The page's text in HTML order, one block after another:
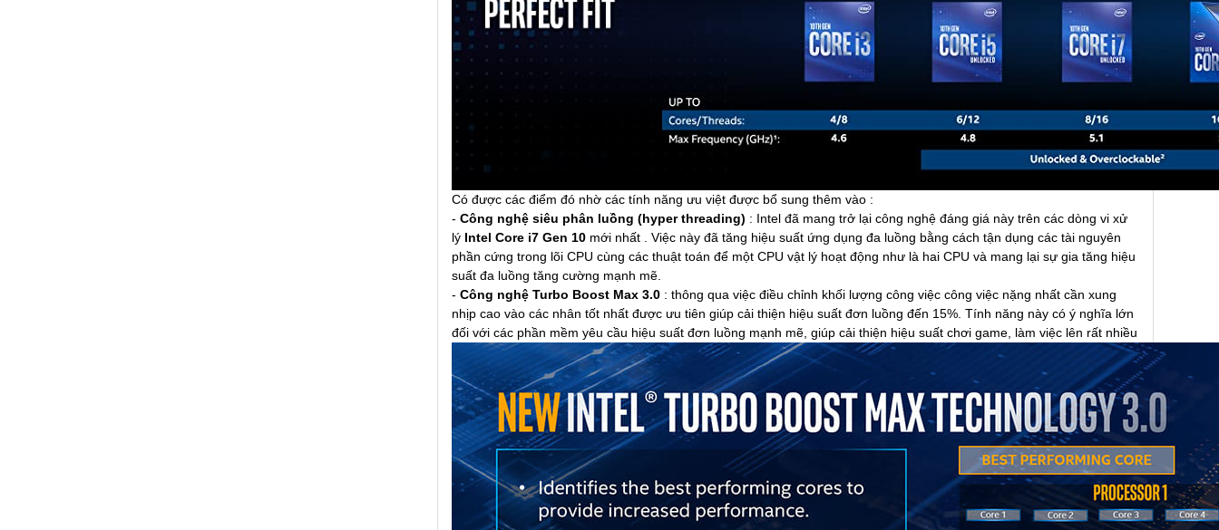
Có được các điểm đó nhờ các tính năng ưu việt được bổ sung thêm vào :
- Công nghệ siêu phân luồng (hyper threading) : Intel đã mang trở lại công nghệ đáng giá này trên các dòng vi xử
lý Intel Core i7 Gen 10 mới nhất . Việc này đã tăng hiệu suất ứng dụng đa luồng bằng cách tận dụng các tài nguyên
phần cứng trong lõi CPU cùng các thuật toán để một CPU vật lý hoạt động như là hai CPU và mang lại sự gia tăng hiệu
suất đa luồng tăng cường mạnh mẽ.
- Công nghệ Turbo Boost Max 3.0 : thông qua việc điều chỉnh khối lượng công việc công việc nặng nhất cần xung
nhịp cao vào các nhân tốt nhất được ưu tiên giúp cải thiện hiệu suất đơn luồng đến 15%. Tính năng này có ý nghĩa lớn
đối với các phần mềm yêu cầu hiệu suất đơn luồng mạnh mẽ, giúp cải thiện hiệu suất chơi game, làm việc lên rất nhiều